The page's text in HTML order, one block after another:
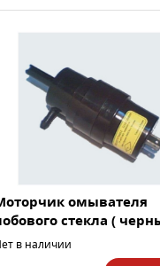
омывателя
стекла (
2...
в наличии